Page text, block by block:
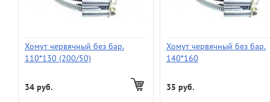
Хомут червячный без бар.
110*130 (200/50)
34 руб.
Хомут червячный без бар.
140*160
35 руб.